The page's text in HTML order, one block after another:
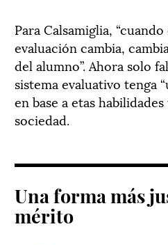
Para Calsamiglia,
evaluación cambia,
del alumno”. Ahora solo
sistema evaluativo tenga
en base a etas
sociedad.
Una forma más
mérito